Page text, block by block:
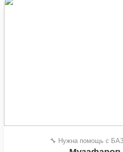
🔧 Нужна помощь с